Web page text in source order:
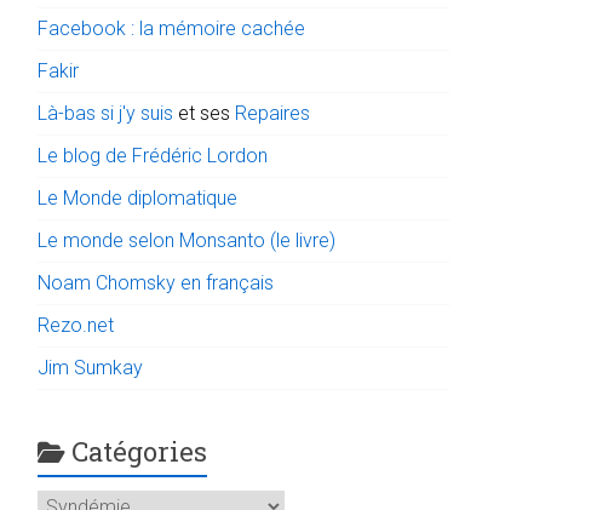
Facebook : la mémoire cachée
Fakir
Là-bas si j'y suis et ses Repaires
Le blog de Frédéric Lordon
Le Monde diplomatique
Le monde selon Monsanto (le livre)
Noam Chomsky en français
Rezo.net
Jim Sumkay
Catégories
Catégories